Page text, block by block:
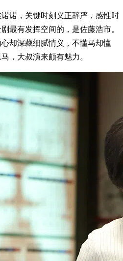
诺，关键时刻义正辞严，感性时
最有发挥空间的，是佐藤浩市。
却深藏细腻情义，不懂马却懂
，大叔演来颇有魅力。